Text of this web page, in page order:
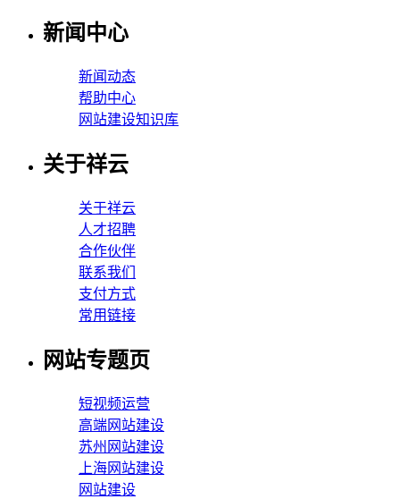
新闻中心
新闻动态
帮助中心
网站建设知识库
关于祥云
关于祥云
人才招聘
合作伙伴
联系我们
支付方式
常用链接
网站专题页
短视频运营
高端网站建设
苏州网站建设
上海网站建设
网站建设